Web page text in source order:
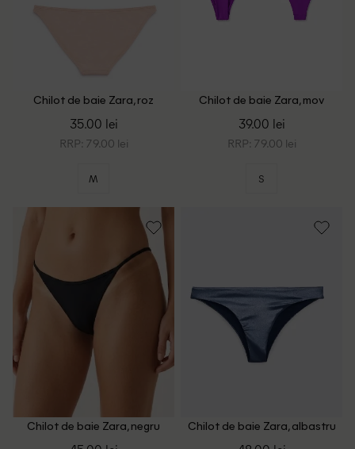
Chilot de baie Zara, roz
35.00 lei
RRP: 79.00 lei
M
Chilot de baie Zara, mov
39.00 lei
RRP: 79.00 lei
S
Chilot de baie Zara, negru Chilot de baie Zara, albastru